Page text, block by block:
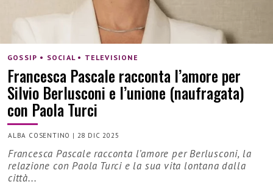
GOSSIP • SOCIAL • TELEVISIONE
Francesca Pascale racconta l’amore per
Silvio Berlusconi e l’unione (naufragata)
con Paola Turci
ALBA COSENTINO | 28 DIC 2025
Francesca Pascale racconta l’amore per Berlusconi, la
relazione con Paola Turci e la sua vita lontana dalla
città...